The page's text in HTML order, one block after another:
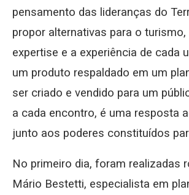
pensamento das lideranças do
propor alternativas para o
expertise e a experiência de cada
um produto respaldado em um
ser criado e vendido para um
a cada encontro, é uma resposta
junto aos poderes constituídos
No primeiro dia, foram realizadas
Mário Bestetti, especialista em